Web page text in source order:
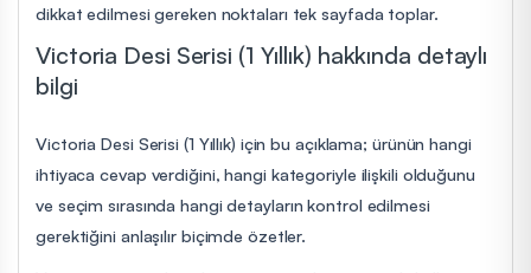
dikkat edilmesi gereken noktaları tek sayfada toplar.
Victoria Desi Serisi (1 Yıllık) hakkında detaylı
bilgi
Victoria Desi Serisi (1 Yıllık) için bu açıklama; ürünün hangi
ihtiyaca cevap verdiğini, hangi kategoriyle ilişkili olduğunu
ve seçim sırasında hangi detayların kontrol edilmesi
gerektiğini anlaşılır biçimde özetler.